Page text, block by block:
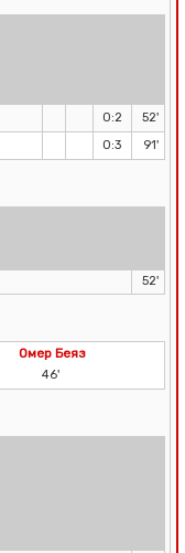
0:2
52'
0:3 91'
52'
Омер Беяз
46'